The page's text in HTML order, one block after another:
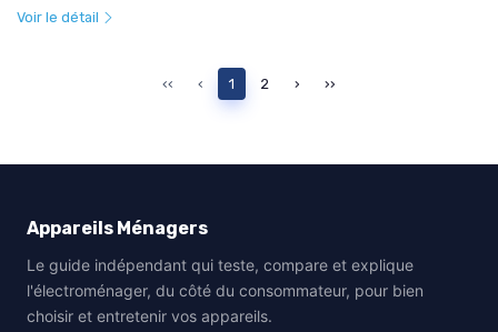
Voir le détail
‹‹ ‹ 1 2 › ››
Appareils Ménagers
Le guide indépendant qui teste, compare et explique
l'électroménager, du côté du consommateur, pour bien
choisir et entretenir vos appareils.